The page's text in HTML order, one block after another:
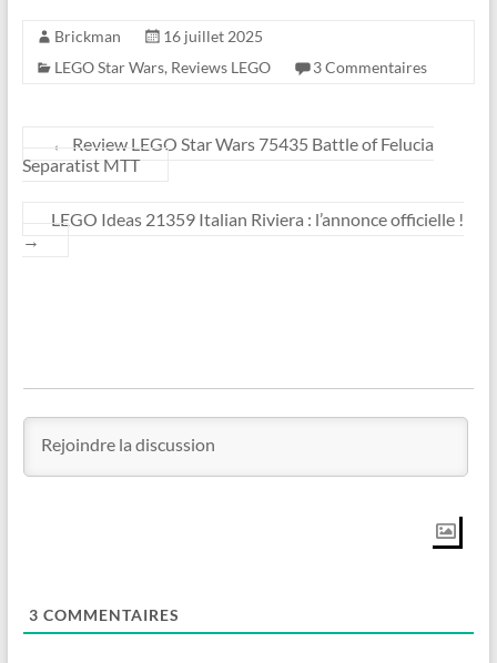
Brickman
16 juillet 2025
LEGO Star Wars, Reviews LEGO 3 Commentaires
←
Review LEGO Star Wars 75435 Battle of Felucia
Separatist MTT
LEGO Ideas 21359 Italian Riviera : l’annonce officielle !
→
3 COMMENTAIRES